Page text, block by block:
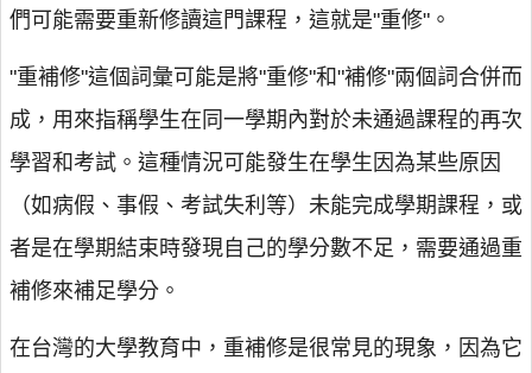
們可能需要重新修讀這門課程，這就是"重修"。
"重補修"這個詞彙可能是將"重修"和"補修"兩個詞合併而
成，用來指稱學生在同一學期內對於未通過課程的再次
學習和考試。這種情況可能發生在學生因為某些原因
（如病假、事假、考試失利等）未能完成學期課程，或
者是在學期結束時發現自己的學分數不足，需要通過重
補修來補足學分。
在台灣的大學教育中，重補修是很常見的現象，因為它